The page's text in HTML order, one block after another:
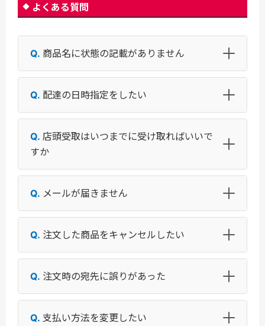
よくある質問
商品名に状態の記載がありません
配達の日時指定をしたい
店頭受取はいつまでに受け取ればいいで
すか
メールが届きません
注文した商品をキャンセルしたい
注文時の宛先に誤りがあった
支払い方法を変更したい